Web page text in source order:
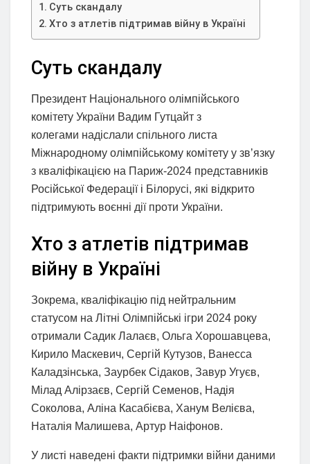
Суть скандалу
Хто з атлетів підтримав війну в Україні
Суть скандалу
Президент Національного олімпійського
комітету України Вадим Гутцайт з
колегами надіслали спільного листа
Міжнародному олімпійському комітету у зв’язку
з кваліфікацією на Париж-2024 представників
Російської Федерації і Білорусі, які відкрито
підтримують воєнні дії проти України.
Хто з атлетів підтримав
війну в Україні
Зокрема, кваліфікацію під нейтральним
статусом на Літні Олімпійські ігри 2024 року
отримали Садик Лалаєв, Ольга Хорошавцева,
Кирило Маскевич, Сергій Кутузов, Ванесса
Каладзінська, Заурбек Сідаков, Завур Угуєв,
Мілад Алірзаєв, Сергій Семенов, Надія
Соколова, Аліна Касабієва, Ханум Велієва,
Наталія Малишева, Артур Наіфонов.
У листі наведені факти підтримки війни даними